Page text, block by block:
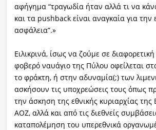
αφήγημα “τραγωδία ήταν αλλά τι να
και τα pushback είναι αναγκαία για την
ασφάλεια”.»
Ειλικρινά, ίσως να ζούμε σε
φοβερό ναυάγιο της Πύλου οφείλεται
το φράκτη, ή στην αδυναμία(;) των
ασκήσουν τις υποχρεώσεις τους όπως
την άσκηση της εθνικής κυριαρχίας της
ΑΟΖ, αλλά και από τις διεθνείς
καταπολέμηση του υπερεθνικά